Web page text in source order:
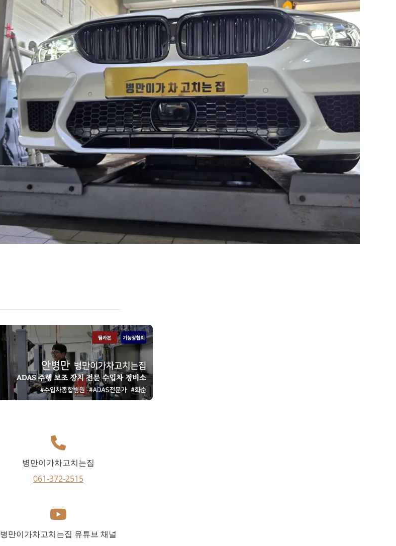
병만이가차고치는집
061-372-2515
병만이가차고치는집 유튜브 채널